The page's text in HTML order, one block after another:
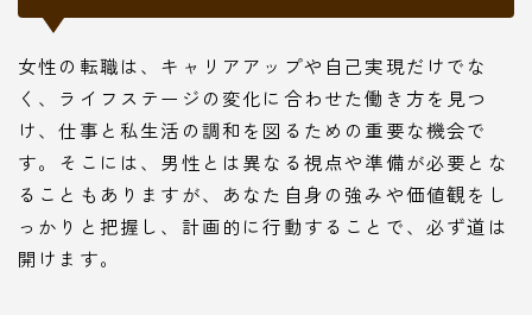
女性の転職は、キャリアアップや自己実現だけでな
く、ライフステージの変化に合わせた働き方を見つ
け、仕事と私生活の調和を図るための重要な機会で
す。そこには、男性とは異なる視点や準備が必要とな
ることもありますが、あなた自身の強みや価値観をし
っかりと把握し、計画的に行動することで、必ず道は
開けます。